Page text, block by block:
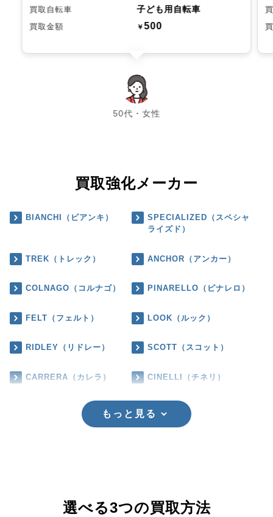
買取自転車 子ども用自転車
買取金額 ￥500
50代・女性
chevron_left chevron_right
買取強化メーカー
BIANCHI（ビアンキ）
SPECIALIZED（スペシャ
ライズド）
TREK（トレック） ANCHOR（アンカー）
COLNAGO（コルナゴ） PINARELLO（ピナレロ）
FELT（フェルト） LOOK（ルック）
RIDLEY（リドレー） SCOTT（スコット）
CARRERA（カレラ） CINELLI（チネリ）
もっと見る
選べる3つの買取方法